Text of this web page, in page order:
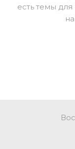
есть темы для